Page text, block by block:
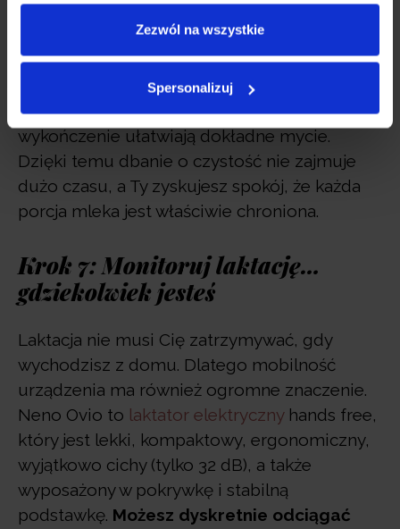
Zezwól na wszystkie
Spersonalizuj
i bezpieczeństwo podczas każdej sesji.
Poszczególne części można bez obaw
poddawać sterylizacji, ponieważ dobrze
znoszą wysoką temperaturę, a ich
nieskomplikowana budowa i gładkie
wykończenie ułatwiają dokładne mycie.
Dzięki temu dbanie o czystość nie zajmuje
dużo czasu, a Ty zyskujesz spokój, że każda
porcja mleka jest właściwie chroniona.
Krok 7: Monitoruj laktację…
gdziekolwiek jesteś
Laktacja nie musi Cię zatrzymywać, gdy
wychodzisz z domu. Dlatego mobilność
urządzenia ma również ogromne znaczenie.
Neno Ovio to laktator elektrycznyhands free,
który jest lekki, kompaktowy, ergonomiczny,
wyjątkowo cichy (tylko 32 dB), a także
wyposażony w pokrywkę i stabilną
podstawkę. Możesz dyskretnie odciągać